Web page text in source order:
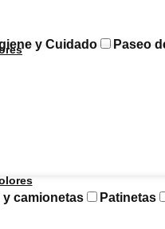
y Cuidado Paseo
y camionetas Patinetas